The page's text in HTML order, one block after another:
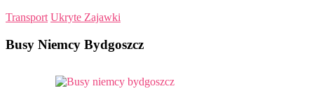
Transport Ukryte Zajawki
Busy Niemcy Bydgoszcz